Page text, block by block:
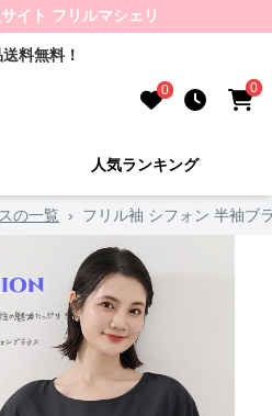
イト フリルマシェリ
料無料！
0 0
人気ランキング
の一覧 › フリル袖 シフォン 半袖ブ